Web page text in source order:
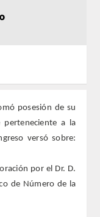
posesión de su
perteneciente a la
versó sobre:
por el Dr. D.
de Número de la